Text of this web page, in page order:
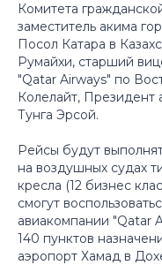
Комитета
заместитель акима
Посол Катара в
Румайхи, старший
"Qatar Airways" по
Колелайт, Президент
Тунга Эрсой.
Рейсы будут
на воздушных судах
кресла (12 бизнес
смогут
авиакомпании "Qatar
140 пунктов
аэропорт Хамад в